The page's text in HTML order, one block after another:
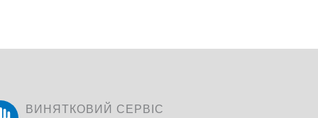
ВИНЯТКОВИЙ СЕРВІС